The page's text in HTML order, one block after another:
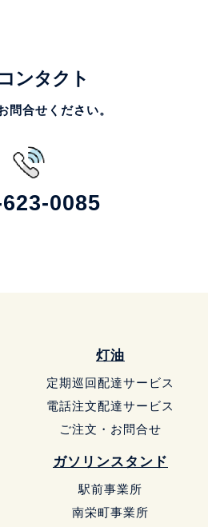
コンタクト
問合せください。
0085
灯油
定期巡回配達サービス
電話注文配達サービス
ご注文・お問合せ
ガソリンスタンド
駅前事業所
南栄町事業所